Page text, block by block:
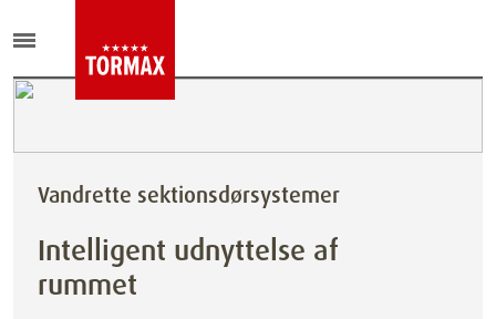
Vandrette sektionsdørsystemer
Intelligent udnyttelse af
rummet